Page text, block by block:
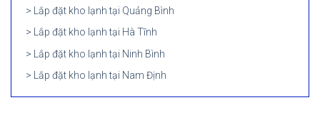
Lắp đặt kho lạnh tại Quảng Bình
Lắp đặt kho lạnh tại Hà Tĩnh
Lắp đặt kho lạnh tại Ninh Bình
Lắp đặt kho lạnh tại Nam Định